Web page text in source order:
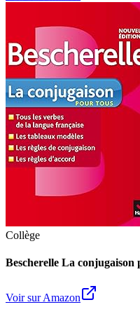
Collège
Bescherelle La
Voir sur Amazon